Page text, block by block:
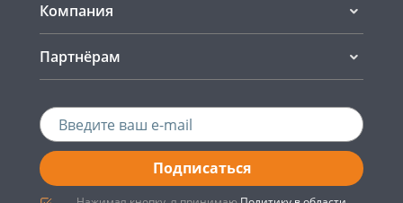
Компания
Партнёрам
Подписаться